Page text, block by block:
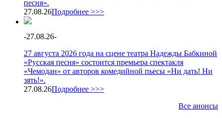
песня».
27.08.26Подробнее >>>
-27.08.26-
27 августа 2026 года на сцене театра Надежды Бабкиной
«Русская песня» состоится премьера спектакля
«Чемодан» от авторов комедийной пьесы «Ни дать! Ни
зять!».
27.08.26Подробнее >>>
Все анонсы